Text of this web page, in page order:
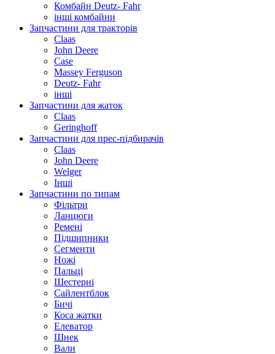
Комбайн Deutz- Fahr
інші комбайни
Запчастини для тракторів
Claas
John Deere
Case
Massey Ferguson
Deutz- Fahr
інші
Запчастини для жаток
Claas
Geringhoff
Запчастини для прес-підбирачів
Claas
John Deere
Welger
Інші
Запчастини по типам
Фільтри
Ланцюги
Ремені
Підшипники
Сегменти
Ножі
Пальці
Шестерні
Сайлентблок
Бичі
Коса жатки
Елеватор
Шнек
Вали